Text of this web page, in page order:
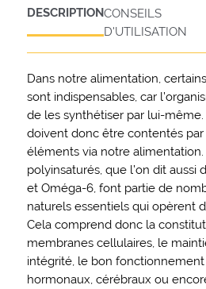
DESCRIPTIONCONSEILS
D'UTILISATION
Dans notre alimentation,
sont indispensables, car
de les synthétiser par lui-même.
doivent donc être contentés par
éléments via notre alimentation.
polyinsaturés, que l’on dit aussi
et Oméga-6, font partie de
naturels essentiels qui opèrent
Cela comprend donc la
membranes cellulaires, le
intégrité, le bon
hormonaux, cérébraux ou